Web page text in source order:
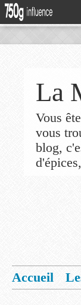
La
Vous
vous
blog,
Accueil